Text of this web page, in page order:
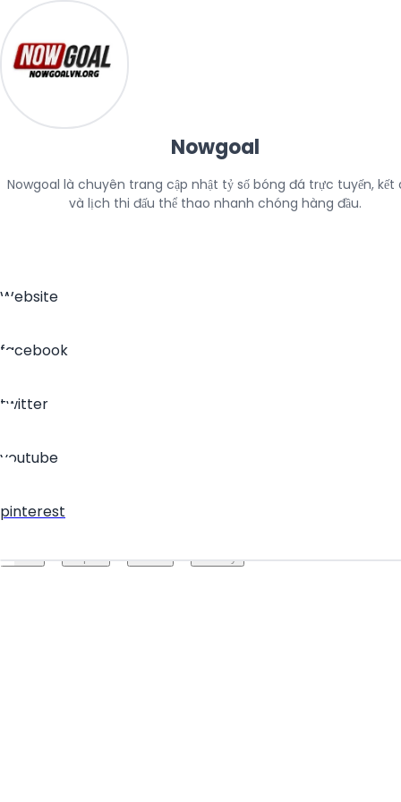
Nowgoal
Nowgoal là chuyên trang cập nhật tỷ số bóng đá trực tuyến, kết
và lịch thi đấu thể thao nhanh chóng hàng đầu.
Website
facebook
twitter
youtube
pinterest
About · Report · Terms · Privacy